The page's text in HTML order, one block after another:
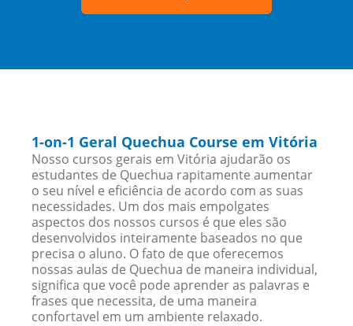
1-on-1 Geral Quechua Course em Vitória
Nosso cursos gerais em Vitória ajudarão os
estudantes de Quechua rapitamente aumentar
o seu nível e eficiência de acordo com as suas
necessidades. Um dos mais empolgates
aspectos dos nossos cursos é que eles são
desenvolvidos inteiramente baseados no que
precisa o aluno. O fato de que oferecemos
nossas aulas de Quechua de maneira individual,
significa que você pode aprender as palavras e
frases que necessita, de uma maneira
confortavel em um ambiente relaxado.